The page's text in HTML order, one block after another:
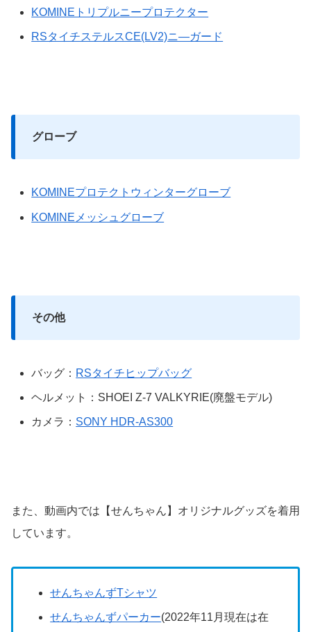
KOMINEトリプルニープロテクター
RSタイチステルスCE(LV2)ニ―ガード
グローブ
KOMINEプロテクトウィンターグローブ
KOMINEメッシュグローブ
その他
バッグ： RSタイチヒップバッグ
ヘルメット：SHOEI Z-7 VALKYRIE(廃盤モデル)
カメラ： SONY HDR-AS300
また、動画内では【せんちゃん】オリジナルグッズを着用
しています。
せんちゃんずTシャツ
せんちゃんずパーカー(2022年11月現在は在